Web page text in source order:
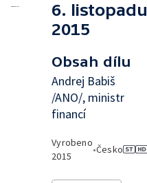
6. listopadu
2015
Obsah dílu
Andrej Babiš
/ANO/, ministr
financí
Vyrobeno
2015
•Česko